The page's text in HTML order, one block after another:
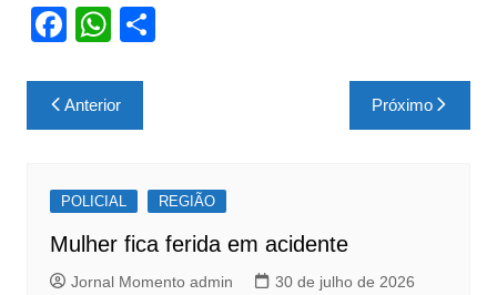
F
c
e
o
o
k
W
at
s
p
p
S
Navegação
de
Anterior Próximo
POLICIAL REGIÃO
Mulher fica ferida em acidente
Jornal Momento admin 30 de julho de 2026